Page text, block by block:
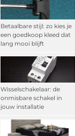
Betaalbare stijl: zo kies je
een goedkoop kleed dat
lang mooi blijft
Wisselschakelaar: de
onmisbare schakel in
jouw installatie